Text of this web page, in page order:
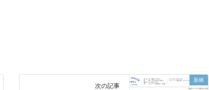
新柄
次の記事